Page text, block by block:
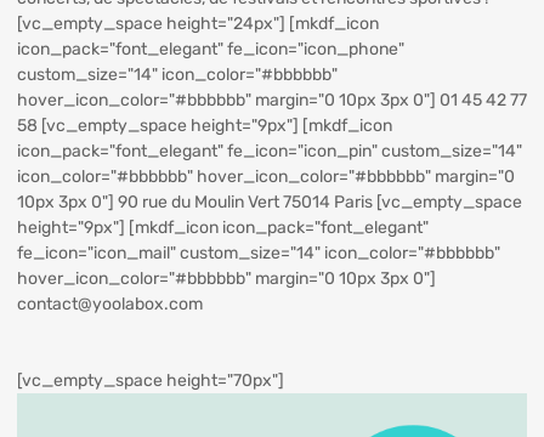
[vc_empty_space height="24px"] [mkdf_icon
icon_pack="font_elegant" fe_icon="icon_phone"
custom_size="14" icon_color="#bbbbbb"
hover_icon_color="#bbbbbb" margin="0 10px 3px 0"] 01 45 42 77
58 [vc_empty_space height="9px"] [mkdf_icon
icon_pack="font_elegant" fe_icon="icon_pin" custom_size="14"
icon_color="#bbbbbb" hover_icon_color="#bbbbbb" margin="0
10px 3px 0"] 90 rue du Moulin Vert 75014 Paris [vc_empty_space
height="9px"] [mkdf_icon icon_pack="font_elegant"
fe_icon="icon_mail" custom_size="14" icon_color="#bbbbbb"
hover_icon_color="#bbbbbb" margin="0 10px 3px 0"]
contact@yoolabox.com
[vc_empty_space height="70px"]